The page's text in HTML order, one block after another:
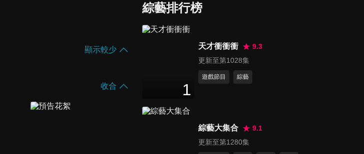
顯示較少
收合
虱目魚粥+千層饅頭+剪髮居酒
屋+手工火腿+平價粵菜+深山鼓
煎包+宜蘭牛肉麵+種柿救村+更
生人家庭
50分鐘
綜藝排行榜
1
天才衝衝衝
9.3
更新至第1028集
遊戲節目 綜藝
綜藝大集合
9.1
更新至第1280集